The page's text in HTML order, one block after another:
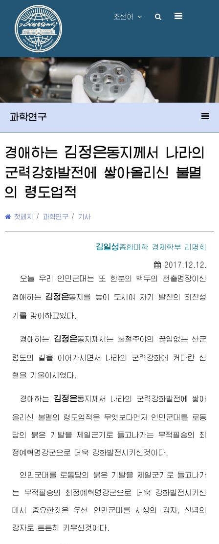
조선어
과학연구
경애하는 김정은동지 께서 나라의
군력강화발전에 쌓아올리신 불멸
의 령도업적
첫페지 / 과학연구 / 기사
김일성종합대학 경제학부 리명희
2017.12.12.
오늘 우리 인민군대는 또 한분의 백두의 천출명장이신
경애하는 김정은동지를 높이 모시여 자기 발전의 최전성
기를 맞이하고있다.
경애하는 김정은동지 께서는 불철주야의 끊임없는 선군
령도의 길을 이어가시면서 나라의 군력강화에 커다란 심
혈을 기울이시였다.
경애하는 김정은동지 께서 나라의 군력강화발전에 쌓아
올리신 불멸의 령도업적은 무엇보다먼저 인민군대를 로동
당의 붉은 기발을 제일군기로 들고나가는 무적필승의 최
정예혁명강군으로 더욱 강화발전시키신것이다.
인민군대를 로동당의 붉은 기발을 제일군기로 들고나가
는 무적필승의 최정예혁명강군으로 더욱 강화발전시키신
데서 중요한것은 우선 인민군대를 사상의 강자, 신념의
강자로 튼튼히 키우신것이다.